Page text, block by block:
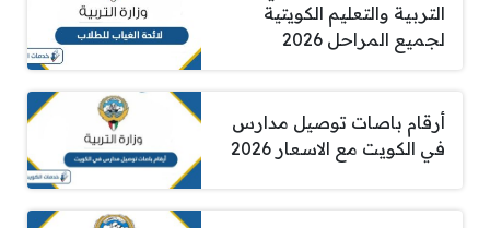
التربية والتعليم الكويتية
لجميع المراحل 2026
أرقام باصات توصيل مدارس
في الكويت مع الاسعار 2026